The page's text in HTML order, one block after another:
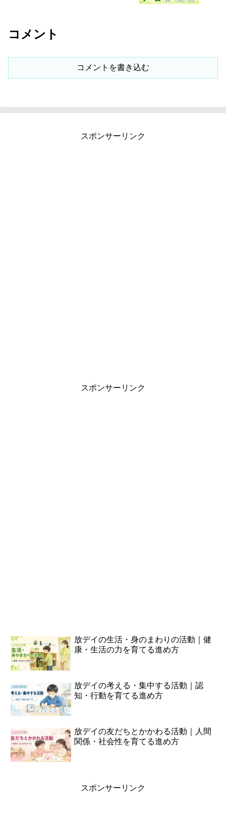
コメント
コメントを書き込む
スポンサーリンク
スポンサーリンク
放デイの生活・身のまわりの活動｜健
康・生活の力を育てる進め方
放デイの考える・集中する活動｜認
知・行動を育てる進め方
放デイの友だちとかかわる活動｜人間
関係・社会性を育てる進め方
スポンサーリンク